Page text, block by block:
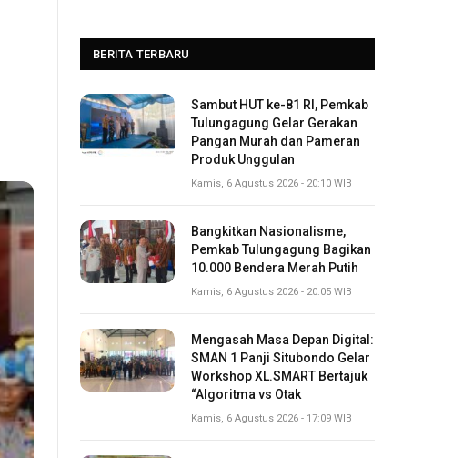
BERITA TERBARU
Sambut HUT ke-81 RI, Pemkab
Tulungagung Gelar Gerakan
Pangan Murah dan Pameran
Produk Unggulan
Kamis, 6 Agustus 2026 - 20:10 WIB
Bangkitkan Nasionalisme,
Pemkab Tulungagung Bagikan
10.000 Bendera Merah Putih
Kamis, 6 Agustus 2026 - 20:05 WIB
Mengasah Masa Depan Digital:
SMAN 1 Panji Situbondo Gelar
Workshop XL.SMART Bertajuk
“Algoritma vs Otak
Kamis, 6 Agustus 2026 - 17:09 WIB